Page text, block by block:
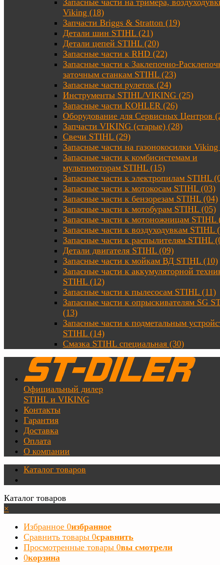
Запасные части на тримера,
Viking (18)
Запчасти Briggs & Stratton (19)
Детали шин STIHL (21)
Детали цепей STIHL (20)
Запасные части к RHD (22)
Запасные части к Заклепочно-
заточным станкам STIHL (23)
Запасные части рулеток (24)
Инструменты STIHL/VIKING (25)
Запасные части KOHLER (26)
Оборудование для Сервисных Центров
Запчасти VIKING (старые) (28)
Свечи STIHL (29)
Запасные части на газонокосилки
Запасные части к комбисистемам и
мультимоторам STIHL (15)
Запасные части к электропилам STIHL
Запасные части к мотокосам STIHL (03)
Запасные части к бензорезам STIHL (04)
Запасные части к мотобурам STIHL (05)
Запасные части к мотоножницам STIHL
Запасные части к воздуходувкам STIHL
Запасные части к распылителям STIHL
Детали двигателя STIHL (09)
Запасные части к мойкам ВД STIHL (10)
Запасные части к аккумуляторной
STIHL (12)
Запасные части к пылесосам STIHL (11)
Запасные части к опрыскивателям SG
(13)
Запасные части к подметальным
STIHL (14)
Смазка STIHL специальная (30)
Официальный дилер
STIHL и VIKING
Контакты
Гарантия
Доставка
Оплата
О компании
Каталог товаров
Каталог товаров
×
Избранное 0избранное
Сравнить товары 0сравнить
Просмотренные товары 0вы смотрели
0корзина